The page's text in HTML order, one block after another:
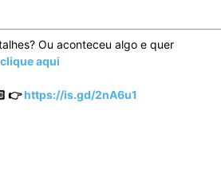
Ou aconteceu algo e quer
clique aqui
👉https://is.gd/2nA6u1